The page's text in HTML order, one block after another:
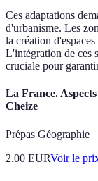
Ces adaptations
d'urbanisme. Les
la création
L'intégration de ces
cruciale pour
La France.
Cheize
Prépas Géographie
2.00 EURVoir le